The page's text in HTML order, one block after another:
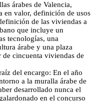
árabes de Valencia,
en valor, definición de usos
de las viviendas a
que incluye un
tecnologías, una
árabe y una plaza
de cincuenta viviendas de
del encargo: En el año
a la muralla árabe de
desarrollado nunca el
en el concurso